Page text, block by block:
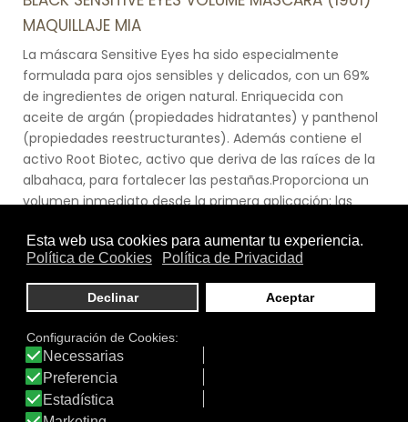
MAQUILLAJE MIA
La máscara Sensitive Eyes ha sido especialmente
formulada para ojos sensibles y delicados, con un 69%
de ingredientes de origen natural. Enriquecida con
aceite de argán (propiedades hidratantes) y panthenol
(propiedades reestructurantes). Además contiene el
activo Root Biotec, activo que deriva de las raíces de la
albahaca, para fortalecer las pestañas.Proporciona un
volumen inmediato desde la primera aplicación; las
densidad.Oftalmológicamente testado.
Ver producto